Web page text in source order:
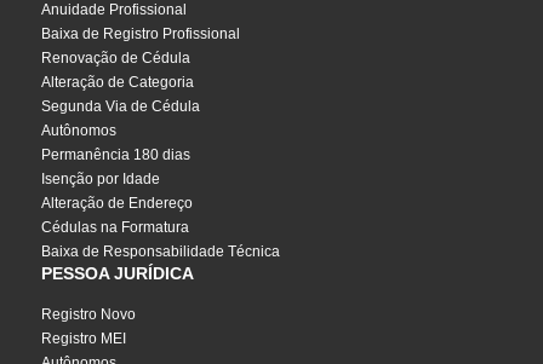
Anuidade Profissional
Baixa de Registro Profissional
Renovação de Cédula
Alteração de Categoria
Segunda Via de Cédula
Autônomos
Permanência 180 dias
Isenção por Idade
Alteração de Endereço
Cédulas na Formatura
Baixa de Responsabilidade Técnica
PESSOA JURÍDICA
Registro Novo
Registro MEI